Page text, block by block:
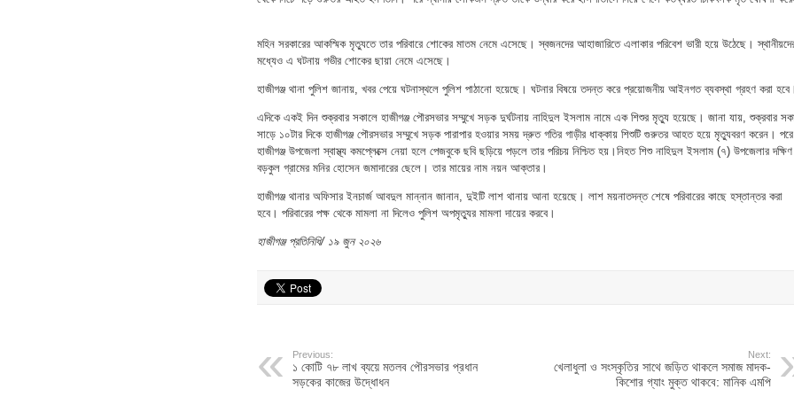
মহিন সরকারের আকস্মিক মৃত্যুতে তার পরিবারে শোকের মাতম নেমে এসেছে। স্বজনদের আহাজারিতে এলাকার পরিবেশ ভারী হয়ে উঠেছে।
মধ্যেও এ ঘটনায় গভীর শোকের ছায়া নেমে এসেছে।
হাজীগঞ্জ থানা পুলিশ জানায়, খবর পেয়ে ঘটনাস্থলে পুলিশ পাঠানো হয়েছে। ঘটনার বিষয়ে তদন্ত করে প্রয়োজনীয় আইনগত ব্যবস্থা গ্রহণ করা হবে।
এদিকে একই দিন শুক্রবার সকালে হাজীগঞ্জ পৌরসভার সম্মুখে সড়ক দুর্ঘটনায় নাহিদুল ইসলাম নামে এক শিশুর মৃত্যু হয়েছে। জানা যায়, শুক্রবার
সাড়ে ১০টার দিকে হাজীগঞ্জ পৌরসভার সম্মুখে সড়ক পারাপার হওয়ার সময় দ্রুত গতির গাড়ীর ধাক্কায় শিশুটি গুরুতর আহত হয়ে মৃত্যুবরণ করেন। পরে
হাজীগঞ্জ উপজেলা স্বাস্থ্য কমপ্লেক্সে নেয়া হলে পেজবুকে ছবি ছড়িয়ে পড়লে তার পরিচয় নিশ্চিত হয়।নিহত শিশু নাহিদুল ইসলাম (৭) উপজেলার দক্ষিণ
বড়কুল গ্রামের মনির হোসেন জমাদারের ছেলে। তার মায়ের নাম নয়ন আক্তার।
হাজীগঞ্জ থানার অফিসার ইনচার্জ আবদুল মান্নান জানান, দুইটি লাশ থানায় আনা হয়েছে। লাশ ময়নাতদন্ত শেষে পরিবারের কাছে হস্তান্তর করা
হবে। পরিবারের পক্ষ থেকে মামলা না দিলেও পুলিশ অপমৃত্যুর মামলা দায়ের করবে।
হাজীগঞ্জ প্রতিনিধি/ ১৯ জুন ২০২৬
Previous:
১ কোটি ৭৮ লাখ ব্যয়ে মতলব পৌরসভার প্রধান
সড়কের কাজের উদ্ধোধন
Next:
খেলাধুলা ও সংস্কৃতির সাথে জড়িত থাকলে সমাজ মাদক-
কিশোর গ্যাং মুক্ত থাকবে: মানিক এমপি